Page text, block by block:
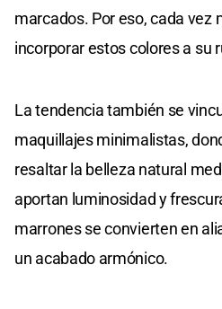
marcados. Por eso, cada vez
incorporar estos colores a su
La tendencia también se
maquillajes minimalistas,
resaltar la belleza natural
aportan luminosidad y
marrones se convierten en
un acabado armónico.